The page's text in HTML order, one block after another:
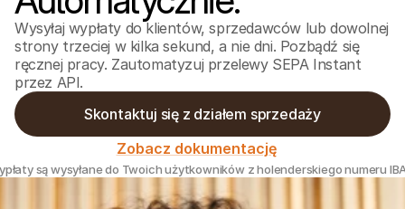
Wysyłaj wypłaty do klientów, sprzedawców lub dowolnej
strony trzeciej w kilka sekund, a nie dni. Pozbądź się
ręcznej pracy. Zautomatyzuj przelewy SEPA Instant
przez API.
Skontaktuj się z działem sprzedaży
Zobacz dokumentację
są wysyłane do Twoich użytkowników z holenderskiego numeru
Oferuj proces
zoptymalizowany
konwersji
Płatności cykliczne
płatności
Akceptacja i
Zapobiegaj
optymalizuj
Dla Agencji Dla